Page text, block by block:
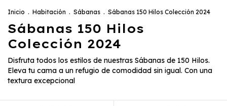
Inicio . Habitación . Sábanas . Sábanas 150 Hilos Colección 2024
Sábanas 150 Hilos
Colección 2024
Disfruta todos los estilos de nuestras Sábanas de 150 Hilos.
Eleva tu cama a un refugio de comodidad sin igual. Con una
textura excepcional